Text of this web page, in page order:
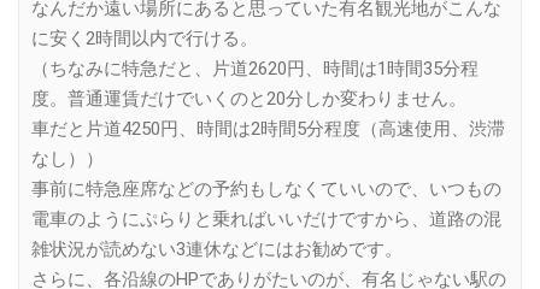
なんだか遠い場所にあると思っていた有名観光地がこんな
に安く2時間以内で行ける。
（ちなみに特急だと、片道2620円、時間は1時間35分程
度。普通運賃だけでいくのと20分しか変わりません。
車だと片道4250円、時間は2時間5分程度（高速使用、渋滞
なし））
事前に特急座席などの予約もしなくていいので、いつもの
電車のようにぷらりと乗ればいいだけですから、道路の混
雑状況が読めない3連休などにはお勧めです。
さらに、各沿線のHPでありがたいのが、有名じゃない駅の